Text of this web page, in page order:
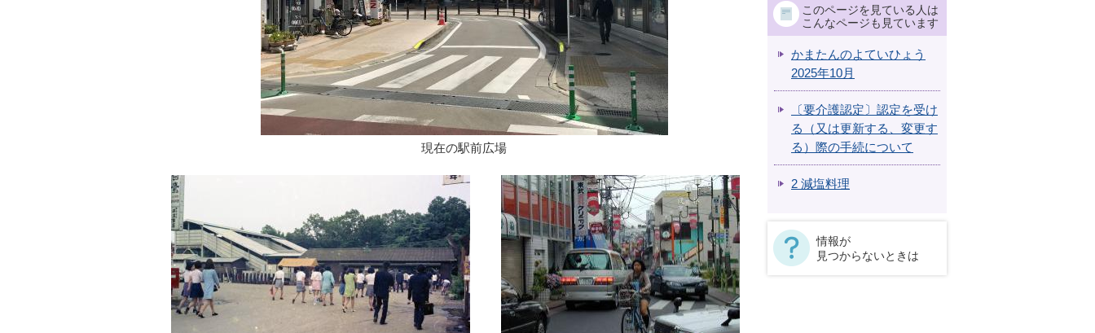
現在の駅前広場
このページを見ている人は
こんなページも見ています
かまたんのよていひょう
2025年10月
〔要介護認定〕認定を受け
る（又は更新する、変更す
る）際の手続について
2 減塩料理
情報が
見つからないときは